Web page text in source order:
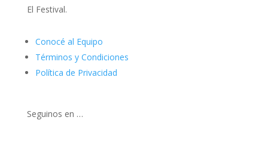
El Festival.
Conocé al Equipo
Términos y Condiciones
Política de Privacidad
Seguinos en …